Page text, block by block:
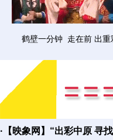
鹤壁一分钟  走在前 出重
· 【映象网】“出彩中原 寻